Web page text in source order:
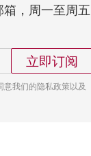
，周一至周五
立即订阅
意我们的隐私政策以及